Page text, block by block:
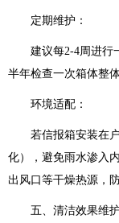
定期维护：
建议每2-4周进行一
半年检查一次箱体整
环境适配：
若信报箱安装在户
化），避免雨水渗入
出风口等干燥热源，
五、清洁效果维护